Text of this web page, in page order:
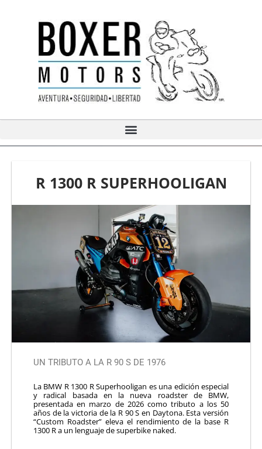
R 1300 R SUPERHOOLIGAN
UN TRIBUTO A LA R 90 S DE 1976
La BMW R 1300 R Superhooligan es una edición especial
y radical basada en la nueva roadster de BMW,
presentada en marzo de 2026 como tributo a los 50
años de la victoria de la R 90 S en Daytona. Esta versión
“Custom Roadster” eleva el rendimiento de la base R
1300 R a un lenguaje de superbike naked.